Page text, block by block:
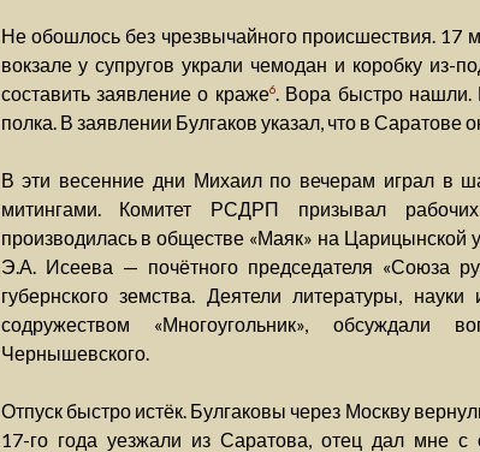
Не обошлось без чрезвычайного происшествия. 17
вокзале у супругов украли чемодан и коробку
составить заявление о краже6. Вора быстро нашли.
полка. В заявлении Булгаков указал, что в Саратове
В эти весенние дни Михаил по вечерам играл в
митингами. Комитет РСДРП призывал
производилась в обществе «Маяк» на
Э.А. Исеева — почётного председателя «Союза
губернского земства. Деятели литературы,
содружеством «Многоугольник»,
Чернышевского.
Отпуск быстро истёк. Булгаковы через Москву
17-го года уезжали из Саратова, отец дал мне